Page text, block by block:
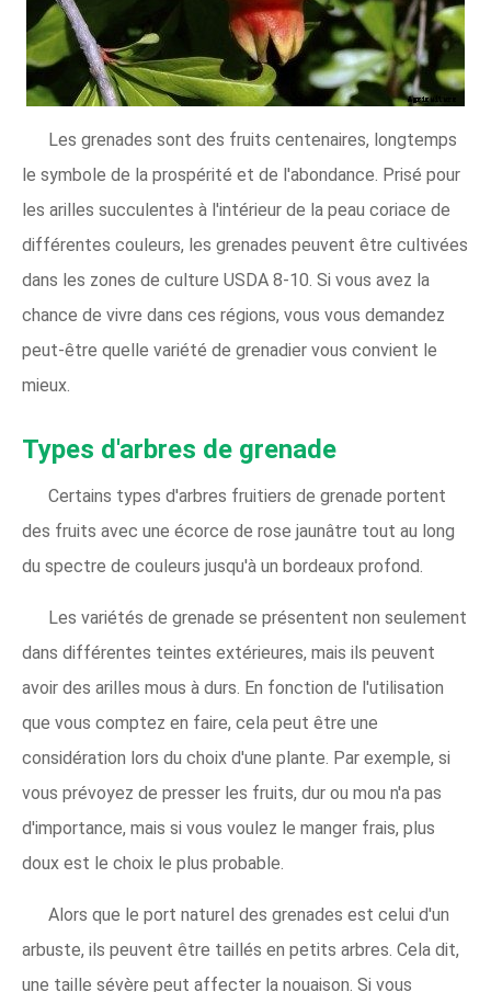
Les grenades sont des fruits centenaires, longtemps
le symbole de la prospérité et de l'abondance. Prisé pour
les arilles succulentes à l'intérieur de la peau coriace de
différentes couleurs, les grenades peuvent être cultivées
dans les zones de culture USDA 8-10. Si vous avez la
chance de vivre dans ces régions, vous vous demandez
peut-être quelle variété de grenadier vous convient le
mieux.
Types d'arbres de grenade
Certains types d'arbres fruitiers de grenade portent
des fruits avec une écorce de rose jaunâtre tout au long
du spectre de couleurs jusqu'à un bordeaux profond.
Les variétés de grenade se présentent non seulement
dans différentes teintes extérieures, mais ils peuvent
avoir des arilles mous à durs. En fonction de l'utilisation
que vous comptez en faire, cela peut être une
considération lors du choix d'une plante. Par exemple, si
vous prévoyez de presser les fruits, dur ou mou n'a pas
d'importance, mais si vous voulez le manger frais, plus
doux est le choix le plus probable.
Alors que le port naturel des grenades est celui d'un
arbuste, ils peuvent être taillés en petits arbres. Cela dit,
une taille sévère peut affecter la nouaison. Si vous